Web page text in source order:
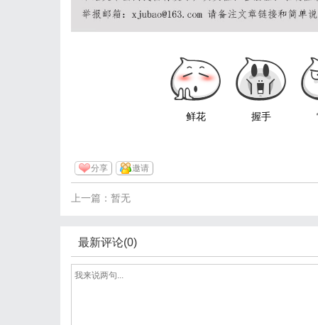
鲜花 握手
分享 邀请
上一篇：暂无
最新评论(0)